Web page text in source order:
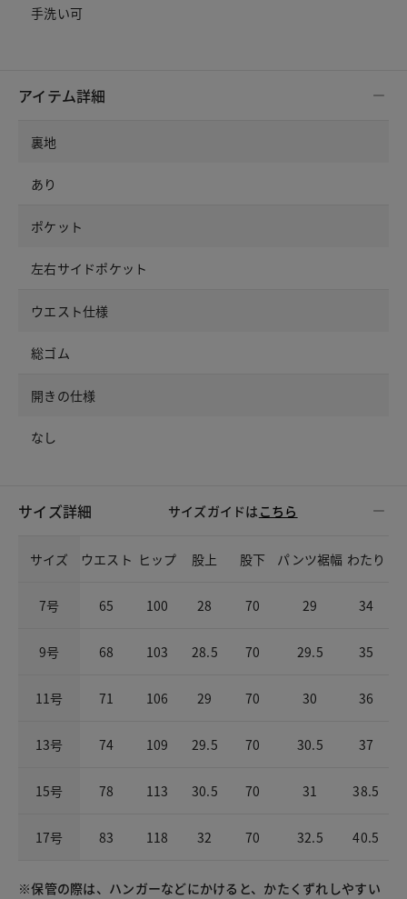
手洗い可
アイテム詳細
裏地
あり
ポケット
左右サイドポケット
ウエスト仕様
総ゴム
開きの仕様
なし
サイズ詳細 サイズガイドは こちら
サイズ ウエスト ヒップ 股上 股下 パンツ裾幅 わたり
7号 65 100 28 70 29 34
9号 68 103 28.5 70 29.5 35
11号 71 106 29 70 30 36
13号 74 109 29.5 70 30.5 37
15号 78 113 30.5 70 31 38.5
17号 83 118 32 70 32.5 40.5
※保管の際は、ハンガーなどにかけると、かたくずれしやすい